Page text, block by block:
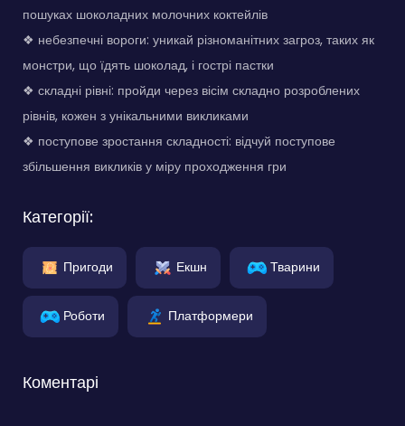
пошуках шоколадних молочних коктейлів
❖ небезпечні вороги: уникай різноманітних загроз, таких як
монстри, що їдять шоколад, і гострі пастки
❖ складні рівні: пройди через вісім складно розроблених
рівнів, кожен з унікальними викликами
❖ поступове зростання складності: відчуй поступове
збільшення викликів у міру проходження гри
Категорії:
Пригоди Екшн Тварини
Роботи Платформери
Коментарі